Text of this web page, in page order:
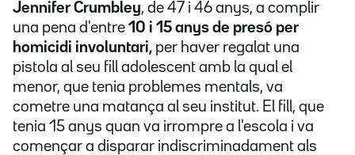
Jennifer Crumbley, de 47 i 46 anys, a complir
una pena d'entre 10 i 15 anys de presó per
homicidi involuntari, per haver regalat una
pistola al seu fill adolescent amb la qual el
menor, que tenia problemes mentals, va
cometre una matança al seu institut. El fill, que
tenia 15 anys quan va irrompre a l'escola i va
començar a disparar indiscriminadament als